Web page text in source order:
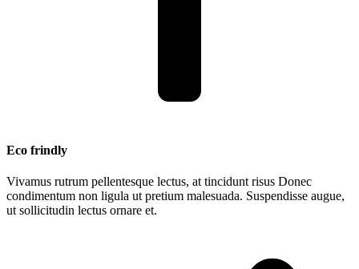
Eco frindly
Vivamus rutrum pellentesque lectus, at tincidunt risus Donec
condimentum non ligula ut pretium malesuada. Suspendisse augue,
ut sollicitudin lectus ornare et.